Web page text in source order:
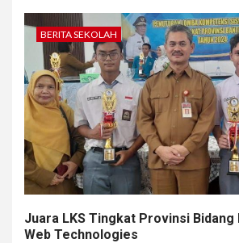
BERITA SEKOLAH
Juara LKS Tingkat Provinsi Bidang
Web Technologies